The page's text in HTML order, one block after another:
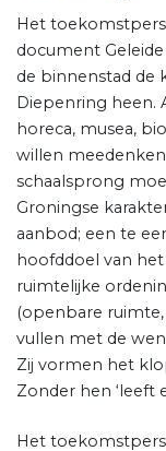
Het
document
de binnenstad de
Diepenring heen.
horeca, musea,
willen
schaalsprong
Groningse
aanbod; een te
hoofddoel van
ruimtelijke
(openbare
vullen met de
Zij vormen het
Zonder hen ‘leeft
Het